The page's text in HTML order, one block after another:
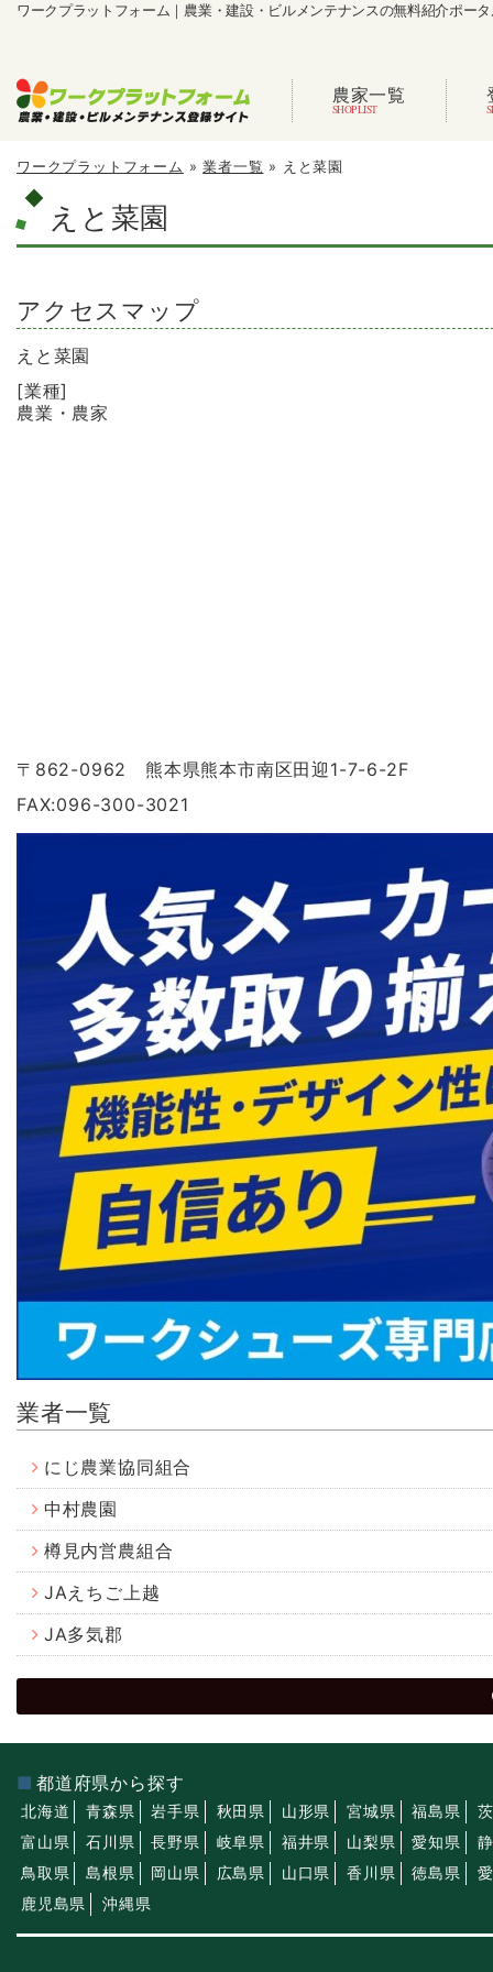
ワークプラットフォーム｜農業・建設・ビルメンテナンスの無料紹介ポー
農家一覧
ワークプラットフォーム »業者一覧 » えと菜園
えと菜園
アクセスマップ
えと菜園
[業種]
農業・農家
〒862-0962 熊本県熊本市南区田迎1-7-6-2F
FAX:096-300-3021
業者一覧
にじ農業協同組合
中村農園
樽見内営農組合
JAえちご上越
JA多気郡
都道府県から探す
北海道 青森県 岩手県 秋田県 山形県 宮城県 福島県
富山県
石川県 長野県 岐阜県 福井県 山梨県 愛知県
鳥取県
島根県 岡山県 広島県 山口県 香川県 徳島県
鹿児島県
沖縄県